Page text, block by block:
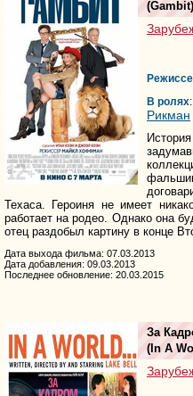
(Gambit)
В ролях:
Рикман
Техаса. Героиня не имеет
работает на родео. Однако она
отец раздобыл картину в конце
Дата выхода фильма: 07.03.2013
Дата добавления: 09.03.2013
Последнее обновление: 20.03.2015
За
(In A